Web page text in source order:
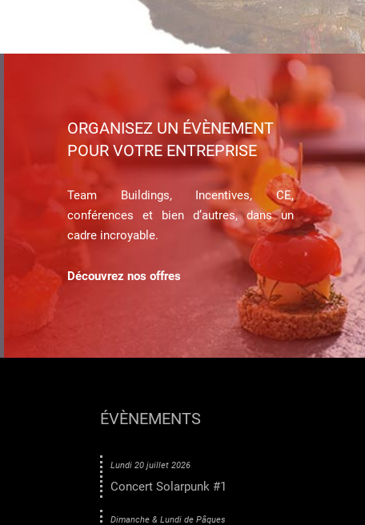
ORGANISEZ UN ÉVÈNEMENT
POUR VOTRE ENTREPRISE
Team Buildings, Incentives, CE,
conférences et bien d’autres, dans un
cadre incroyable.
Découvrez nos offres
ÉVÈNEMENTS
Lundi 20 juillet 2026
Concert Solarpunk #1
Dimanche & Lundi de Pâques